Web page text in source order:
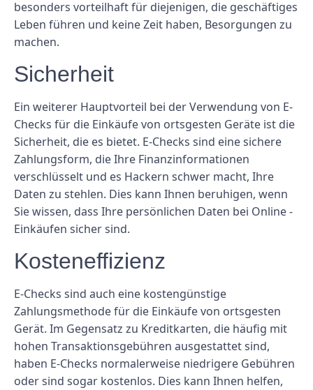
besonders vorteilhaft für diejenigen, die geschäftiges
Leben führen und keine Zeit haben, Besorgungen zu
machen.
Sicherheit
Ein weiterer Hauptvorteil bei der Verwendung von E-
Checks für die Einkäufe von ortsgesten Geräte ist die
Sicherheit, die es bietet. E-Checks sind eine sichere
Zahlungsform, die Ihre Finanzinformationen
verschlüsselt und es Hackern schwer macht, Ihre
Daten zu stehlen. Dies kann Ihnen beruhigen, wenn
Sie wissen, dass Ihre persönlichen Daten bei Online -
Einkäufen sicher sind.
Kosteneffizienz
E-Checks sind auch eine kostengünstige
Zahlungsmethode für die Einkäufe von ortsgesten
Gerät. Im Gegensatz zu Kreditkarten, die häufig mit
hohen Transaktionsgebühren ausgestattet sind,
haben E-Checks normalerweise niedrigere Gebühren
oder sind sogar kostenlos. Dies kann Ihnen helfen,